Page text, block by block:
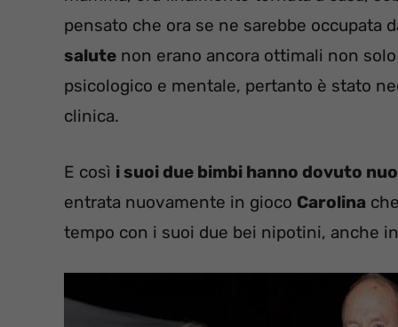
pensato che ora se ne sarebbe occupata
salute non erano ancora ottimali non
psicologico e mentale, pertanto è stato
clinica.
E così i suoi due bimbi hanno dovuto
entrata nuovamente in gioco Carolina
tempo con i suoi due bei nipotini, anche